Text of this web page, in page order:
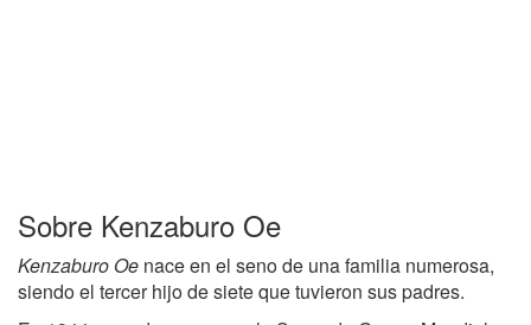
Sobre Kenzaburo Oe
Kenzaburo Oe nace en el seno de una familia numerosa,
siendo el tercer hijo de siete que tuvieron sus padres.